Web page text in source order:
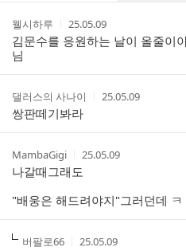
트
작
성
자
웰시하루
작
성
시
25.05.09
김문수를 응원하는 날이 올줄이
님
작
성
자
댈러스의 사나이
작
간
25.05.09
쌍판떼기봐라
작
성
자
MambaGigi
작
성
시
간
25.05.09
나갈때그래도
"배웅은 해드려야지"그러던데 ㅋ
작
버팔로66
작
25.05.09